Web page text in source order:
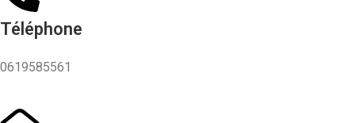
Téléphone
0619585561